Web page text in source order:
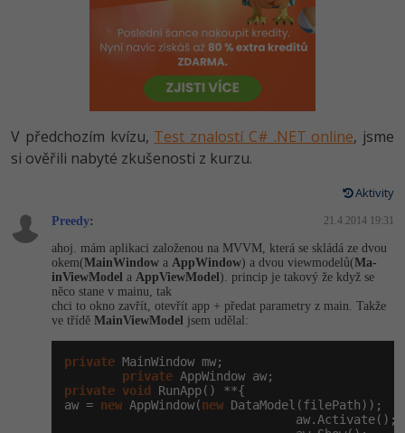
HTML5, CSS3, Bootstrap, SEO
SQL a databáze
UML a návrhové vzory
Spring
ASP.NET MVC
Django
Best practices
JavaScript
HTML / CSS
MySQL/MariaDB
MS-SQL
Specialista na AI a bigdata
C# Game developer
Webdesigner
Systémový administrátor
Grafik / UX/UI návrhář
3D grafik
Projektový manažer
Databázový analytik
-80%
JavaScript -80%
C++ -80%
Kotlin
C -80%
VB.NET
SQL
Návrh SW -80%
V předchozím kvízu, Test znalostí C# .NET online, jsme
si ověřili nabyté zkušenosti z kurzu.
Aktivity
Preedy: 21.4.2014 19:31
ahoj. mám aplikaci založenou na MVVM, která se skládá ze dvou
okem(MainWindow a AppWindow) a dvou viewmodelů(Ma­
inViewModel a AppViewModel). princip je takový že když se
něco stane v mainu, tak
chci to okno zavřít, otevřít app + předat parametry z main. Takže
ve třídě MainViewModel jsem udělal:
private MainWindow mw;
private
private void
RunApp() **{
aw = new AppWindow(new DataModel(filePath));
                                aw.Activate();